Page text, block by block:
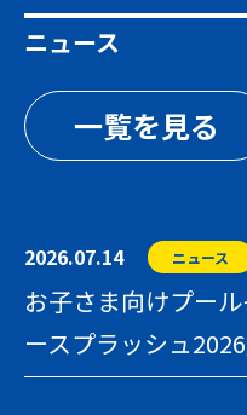
一覧を見る
2026.07.14 ニュース
お子さま向けプー
ースプラッシュ2026